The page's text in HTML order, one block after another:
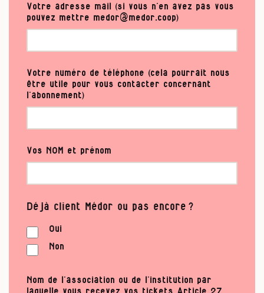
Votre adresse mail (si vous n’en avez pas vous
pouvez mettre medor@medor.coop)
Votre numéro de téléphone (cela pourrait nous
être utile pour vous contacter concernant
l’abonnement)
Vos NOM et prénom
Déjà client Médor ou pas encore ?
Oui
Non
Nom de l’association ou de l’institution par